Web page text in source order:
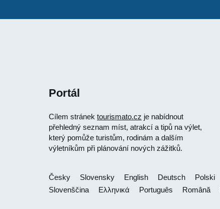
Portál
Cílem stránek tourismato.cz je nabídnout
přehledný seznam míst, atrakcí a tipů na výlet,
který pomůže turistům, rodinám a dalším
výletníkům při plánování nových zážitků.
Česky Slovensky English Deutsch Polski
Slovenščina
Ελληνικά Português Română